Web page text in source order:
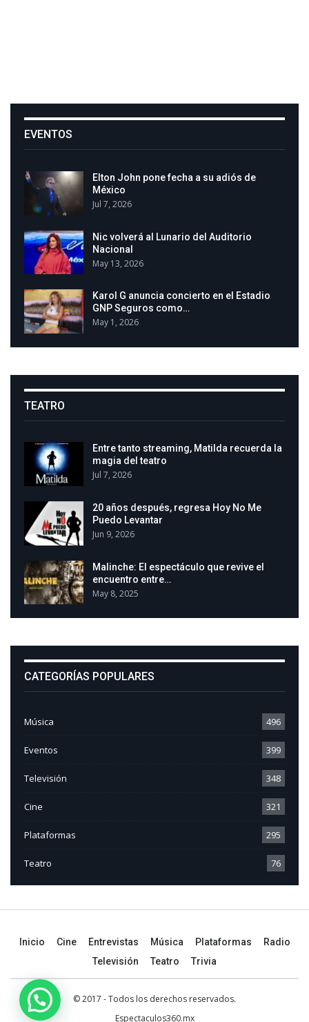
EVENTOS
Elton John pone fecha a su adiós de
México
Jul 7, 2026
Nic volverá al Lunario del Auditorio
Nacional
May 13, 2026
Karol G anuncia concierto en el Estadio
GNP Seguros como…
May 1, 2026
TEATRO
Entre tanto streaming, Matilda recuerda la
magia del teatro
Jul 7, 2026
20 años después, regresa Hoy No Me
Puedo Levantar
Jun 9, 2026
Malinche: El espectáculo que revive el
encuentro entre…
May 8, 2025
CATEGORÍAS POPULARES
Música 496
Eventos 399
Televisión 348
Cine 321
Plataformas 295
Teatro 76
Inicio Cine Entrevistas Música Plataformas
Radio
Televisión
Teatro Trivia
© 2017 - Todos los derechos reservados.
Espectaculos360.mx